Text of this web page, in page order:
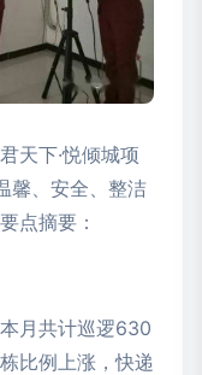
天下·悦倾城项
馨、安全、整洁
点摘要：
月共计巡逻630
比例上涨，快递